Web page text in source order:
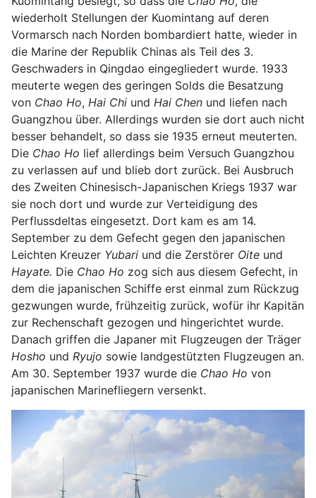
wiederholt Stellungen der Kuomintang auf deren
Vormarsch nach Norden bombardiert hatte, wieder in
die Marine der Republik Chinas als Teil des 3.
Geschwaders in Qingdao eingegliedert wurde. 1933
meuterte wegen des geringen Solds die Besatzung
von Chao Ho, Hai Chi und Hai Chen und liefen nach
Guangzhou über. Allerdings wurden sie dort auch nicht
besser behandelt, so dass sie 1935 erneut meuterten.
Die Chao Ho lief allerdings beim Versuch Guangzhou
zu verlassen auf und blieb dort zurück. Bei Ausbruch
des Zweiten Chinesisch-Japanischen Kriegs 1937 war
sie noch dort und wurde zur Verteidigung des
Perflussdeltas eingesetzt. Dort kam es am 14.
September zu dem Gefecht gegen den japanischen
Leichten Kreuzer Yubari und die Zerstörer Oite und
Hayate. Die Chao Ho zog sich aus diesem Gefecht, in
dem die japanischen Schiffe erst einmal zum Rückzug
gezwungen wurde, frühzeitig zurück, wofür ihr Kapitän
zur Rechenschaft gezogen und hingerichtet wurde.
Danach griffen die Japaner mit Flugzeugen der Träger
Hosho und Ryujo sowie landgestützten Flugzeugen an.
Am 30. September 1937 wurde die Chao Ho von
japanischen Marinefliegern versenkt.